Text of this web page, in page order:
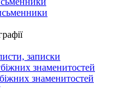
записки
знаменитостей
знаменитостей